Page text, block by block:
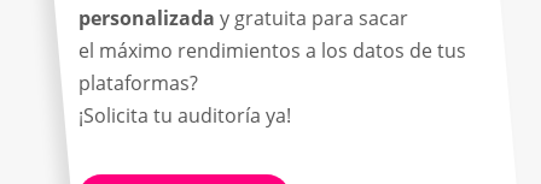
personalizada y gratuita para sacar
el máximo rendimientos a los datos de tus
plataformas?
¡Solicita tu auditoría ya!